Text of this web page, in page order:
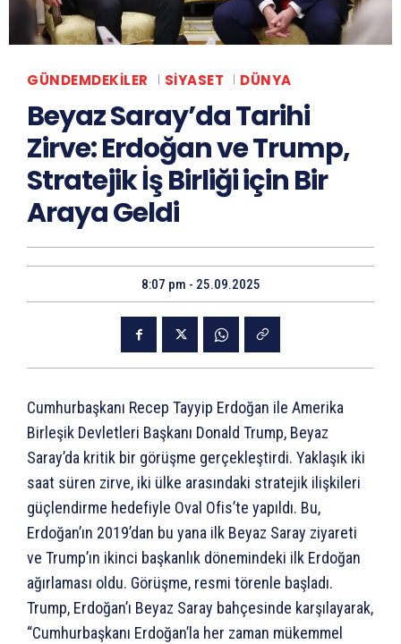
GÜNDEMDEKILER SIYASET DÜNYA
Beyaz Saray’da Tarihi
Zirve: Erdoğan ve Trump,
Stratejik İş Birliği için Bir
Araya Geldi
8:07 pm - 25.09.2025
Cumhurbaşkanı Recep Tayyip Erdoğan ile Amerika
Birleşik Devletleri Başkanı Donald Trump, Beyaz
Saray’da kritik bir görüşme gerçekleştirdi. Yaklaşık iki
saat süren zirve, iki ülke arasındaki stratejik ilişkileri
güçlendirme hedefiyle Oval Ofis’te yapıldı. Bu,
Erdoğan’ın 2019’dan bu yana ilk Beyaz Saray ziyareti
ve Trump’ın ikinci başkanlık dönemindeki ilk Erdoğan
ağırlaması oldu. Görüşme, resmi törenle başladı.
Trump, Erdoğan’ı Beyaz Saray bahçesinde karşılayarak,
“Cumhurbaşkanı Erdoğan’la her zaman mükemmel